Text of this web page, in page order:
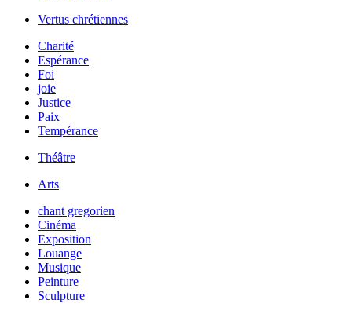
Vertus chrétiennes
Charité
Espérance
Foi
joie
Justice
Paix
Tempérance
Théâtre
Arts
chant gregorien
Cinéma
Exposition
Louange
Musique
Peinture
Sculpture